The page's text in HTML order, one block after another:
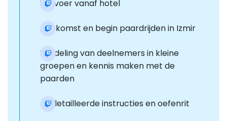
Vervoer vanaf hotel
Aankomst en begin paardrijden in Izmir
Verdeling van deelnemers in kleine
groepen en kennis maken met de
paarden
Gedetailleerde instructies en oefenrit